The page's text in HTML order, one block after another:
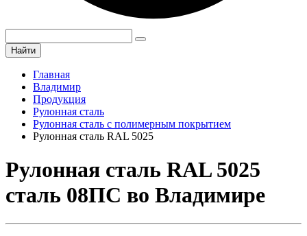
Найти
Главная
Владимир
Продукция
Рулонная сталь
Рулонная сталь с полимерным покрытием
Рулонная сталь RAL 5025
Рулонная сталь RAL 5025
сталь 08ПС во Владимире